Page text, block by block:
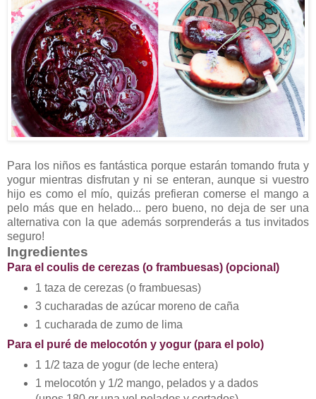
Para los niños es fantástica porque estarán tomando fruta y
yogur mientras disfrutan y ni se enteran, aunque si vuestro
hijo es como el mío, quizás prefieran comerse el mango a
pelo más que en helado... pero bueno, no deja de ser una
alternativa con la que además sorprenderás a tus invitados
seguro!
Ingredientes
Para el coulis de cerezas (o frambuesas) (opcional)
1 taza de cerezas (o frambuesas)
3 cucharadas de azúcar moreno de caña
1 cucharada de zumo de lima
Para el puré de melocotón y yogur (para el polo)
1 1/2 taza de yogur (de leche entera)
1 melocotón y 1/2 mango, pelados y a dados